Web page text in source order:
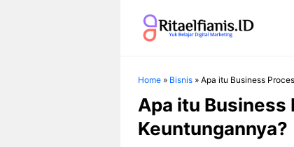
Home » Bisnis » Apa itu Business
Apa itu Business
Keuntungannya?